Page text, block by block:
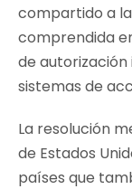
compartido a
comprendida
de
sistemas de
La resolución
de Estados
países que